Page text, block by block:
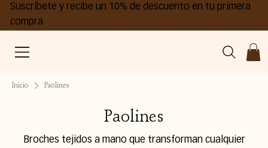
Suscríbete y recibe un 10% de descuento en tu primera
compra
Inicio Paolines
Paolines
Broches tejidos a mano que transforman cualquier